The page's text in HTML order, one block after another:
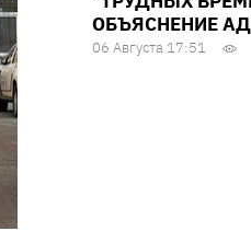
ОБЪЯСНЕНИЕ
06 Августа 17:51